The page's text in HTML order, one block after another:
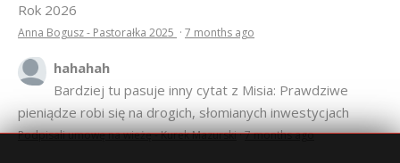
Rok 2026
Anna Bogusz - Pastorałka 2025 · 7 months ago
hahahah
Bardziej tu pasuje inny cytat z Misia: Prawdziwe
pieniądze robi się na drogich, słomianych inwestycjach
Podpisali umowę na wieżę - Kurek Mazurski·7 months ago